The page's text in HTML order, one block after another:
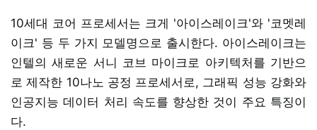
10세대 코어 프로세서는 크게 '아이스레이크'와 '코멧레
이크' 등 두 가지 모델명으로 출시한다. 아이스레이크는
인텔의 새로운 서니 코브 마이크로 아키텍처를 기반으
로 제작한 10나노 공정 프로세서로, 그래픽 성능 강화와
인공지능 데이터 처리 속도를 향상한 것이 주요 특징이
다.